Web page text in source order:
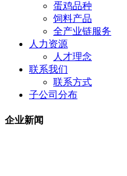
蛋鸡品种
饲料产品
全产业链服务
人力资源
人才理念
联系我们
联系方式
子公司分布
企业新闻